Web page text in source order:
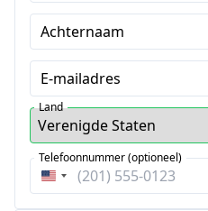
Achternaam
E-mailadres
Land
Verenigde
Telefoonnummer (optioneel)